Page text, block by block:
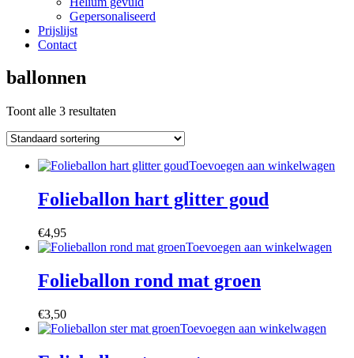
Gepersonaliseerd
Prijslijst
Contact
ballonnen
Toont alle 3 resultaten
Toevoegen aan winkelwagen
Folieballon hart glitter goud
€4,95
Toevoegen aan winkelwagen
Folieballon rond mat groen
€3,50
Toevoegen aan winkelwagen